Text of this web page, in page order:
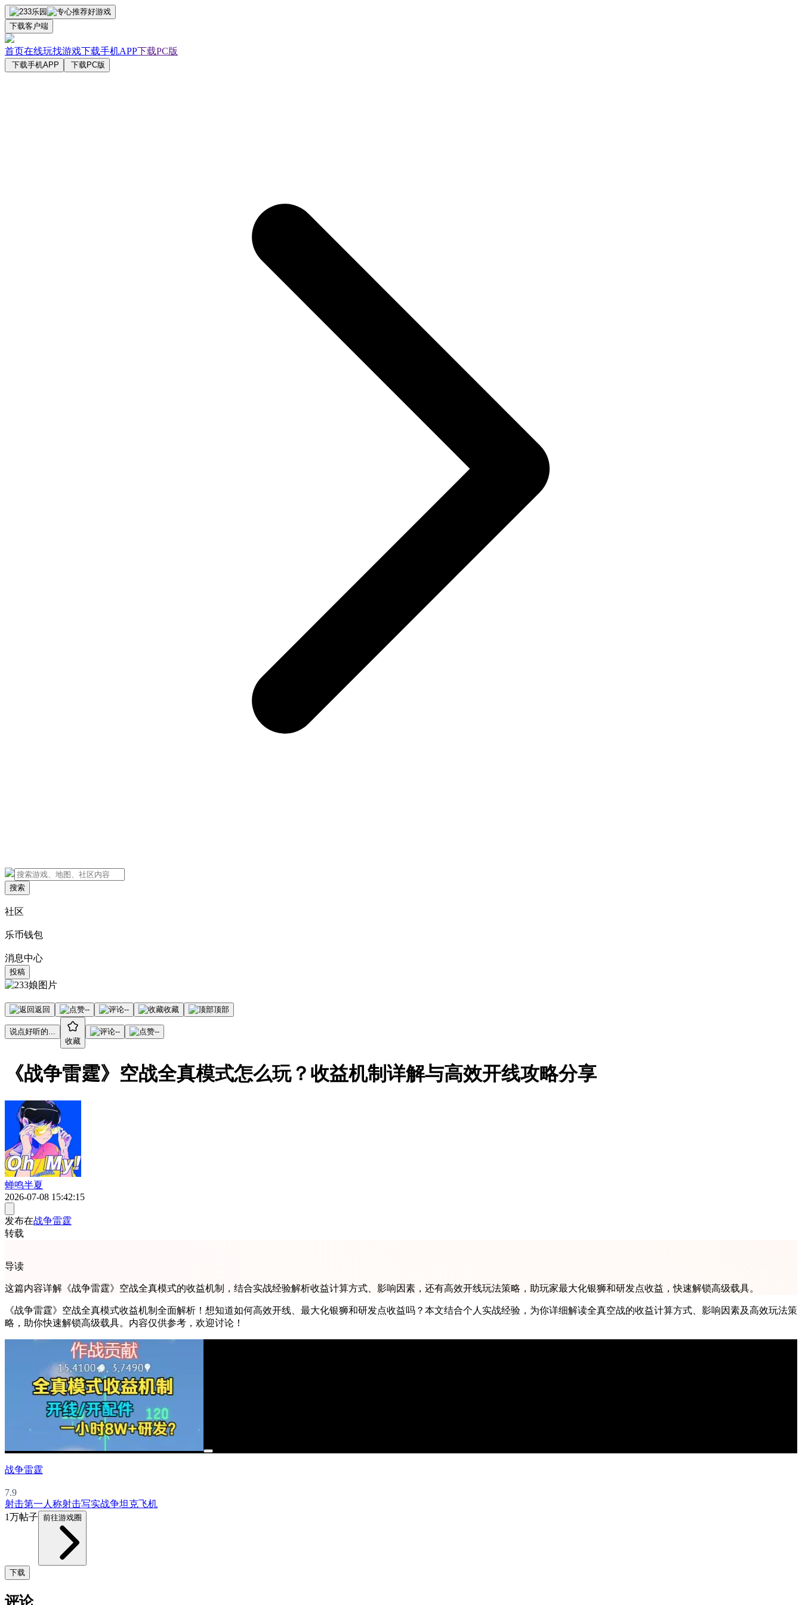
下载客户端
首页在线玩找游戏下载手机APP下载PC版
下载手机APP 下载PC版
搜索
社区
乐币钱包
消息中心
投稿
返回 -- -- 收藏 顶部
说点好听的...
收藏
-- --
《战争雷霆》空战全真模式怎么玩？收益机制详解与高效开线攻略分享
蝉鸣半夏
2026-07-08 15:42:15
发布在战争雷霆
转载
导读
这篇内容详解《战争雷霆》空战全真模式的收益机制，结合实战经验解析收益计算方式、影响因素，还有高效开线玩法策略，助玩家最大化银狮和研发点收益，快速解锁高级载具。
《战争雷霆》空战全真模式收益机制全面解析！想知道如何高效开线、最大化银狮和研发点收益吗？本文结合个人实战经验，为你详细解读全真空战的收益计算方式、影响因素及高效玩法策
略，助你快速解锁高级载具。内容仅供参考，欢迎讨论！
战争雷霆
7.9
射击第一人称射击写实战争坦克飞机
1万帖子 前往游戏圈
下载
评论